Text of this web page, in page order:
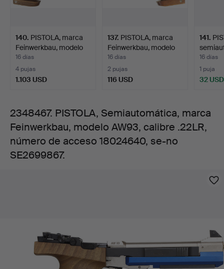
modelo
AW93,
calibre
.22LR,
número
de
acceso
SE2699867.
140. PISTOLA, marca
Feinwerkbau, modelo
AW93, c…
16 días
4 pujas
1.103 USD
137. PISTOLA, marca
Feinwerkbau, modelo
AW93 Le…
16 días
2 pujas
116 USD
141.
marca
16 días
1 puja
32 USD
2348467. PISTOLA, Semiautomática, marca
Feinwerkbau, modelo AW93, calibre .22LR,
número de acceso 18024640, se-no
SE2699867.